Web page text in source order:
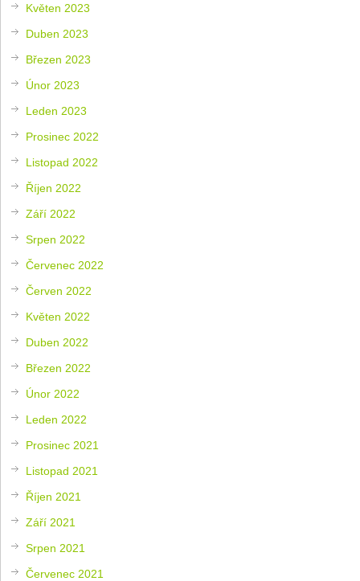
Květen 2023
Duben 2023
Březen 2023
Únor 2023
Leden 2023
Prosinec 2022
Listopad 2022
Říjen 2022
Září 2022
Srpen 2022
Červenec 2022
Červen 2022
Květen 2022
Duben 2022
Březen 2022
Únor 2022
Leden 2022
Prosinec 2021
Listopad 2021
Říjen 2021
Září 2021
Srpen 2021
Červenec 2021